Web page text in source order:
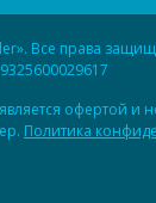
Все права
офертой и
Политика